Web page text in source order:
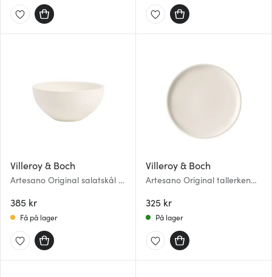
Villeroy & Boch
Artesano Original salatskål 17
385 kr
Få på lager
Villeroy & Boch
Artesano Original tallerken
325 kr
På lager